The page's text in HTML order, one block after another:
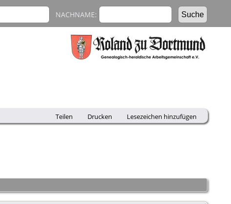
NACHNAME:
Teilen Drucken Lesezeichen hinzufügen